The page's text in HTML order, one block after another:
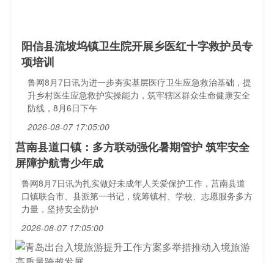
阳信县流坡坞镇卫生院开展乡医红十字救护员专
项培训
鲁网8月7日讯为进一步夯实基层医疗卫生应急救治基础，提
升乡村医生应急救护实操能力，筑牢辖区群众生命健康安全
防线，8月6日下午
2026-08-07 17:05:00
莒南县道口镇：多方联动强化暑期管护 筑牢安全
屏障护航青少年成
鲁网8月7日讯为扎实做好未成年人关爱保护工作，莒南县道
口镇联合市、县派第一书记，统筹镇村、学校、志愿服务多方
力量，坚持安全防护
2026-08-07 17:05:00